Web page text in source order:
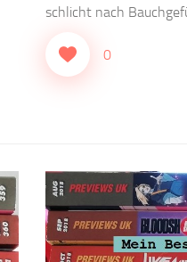
schlicht nach
0